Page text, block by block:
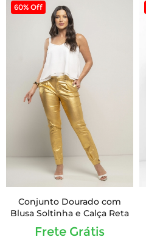
60% Off
Conjunto Dourado com
Blusa Soltinha e Calça Reta
Frete Grátis